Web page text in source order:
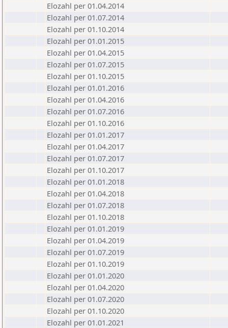
Elozahl per 01.04.2014
Elozahl per 01.07.2014
Elozahl per 01.10.2014
Elozahl per 01.01.2015
Elozahl per 01.04.2015
Elozahl per 01.07.2015
Elozahl per 01.10.2015
Elozahl per 01.01.2016
Elozahl per 01.04.2016
Elozahl per 01.07.2016
Elozahl per 01.10.2016
Elozahl per 01.01.2017
Elozahl per 01.04.2017
Elozahl per 01.07.2017
Elozahl per 01.10.2017
Elozahl per 01.01.2018
Elozahl per 01.04.2018
Elozahl per 01.07.2018
Elozahl per 01.10.2018
Elozahl per 01.01.2019
Elozahl per 01.04.2019
Elozahl per 01.07.2019
Elozahl per 01.10.2019
Elozahl per 01.01.2020
Elozahl per 01.04.2020
Elozahl per 01.07.2020
Elozahl per 01.10.2020
Elozahl per 01.01.2021